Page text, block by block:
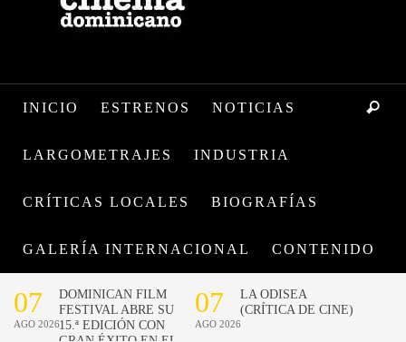
INICIO ESTRENOS NOTICIAS
LARGOMETRAJES INDUSTRIA
CRÍTICAS LOCALES BIOGRAFÍAS
GALERÍA INTERNACIONAL CONTENIDO